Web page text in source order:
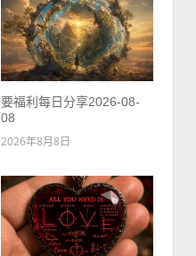
要福利每日分享2026-08-
08
2026年8月8日